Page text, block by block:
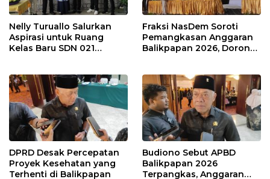
Nelly Turuallo Salurkan
Aspirasi untuk Ruang
Kelas Baru SDN 021
Fraksi NasDem Soroti
Pemangkasan Anggaran
Balikpapan 2026, Dorong
DPRD Desak Percepatan
Proyek Kesehatan yang
Terhenti di Balikpapan
Budiono Sebut APBD
Balikpapan 2026
Terpangkas, Anggaran